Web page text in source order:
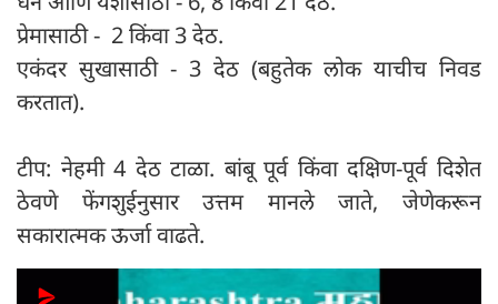
प्रेमासाठी - 2 किंवा 3 देठ.
एकंदर सुखासाठी - 3 देठ (बहुतेक लोक याचीच निवड
करतात).
टीप: नेहमी 4 देठ टाळा. बांबू पूर्व किंवा दक्षिण-पूर्व दिशेत
ठेवणे फेंगशुईनुसार उत्तम मानले जाते, जेणेकरून
सकारात्मक ऊर्जा वाढते.